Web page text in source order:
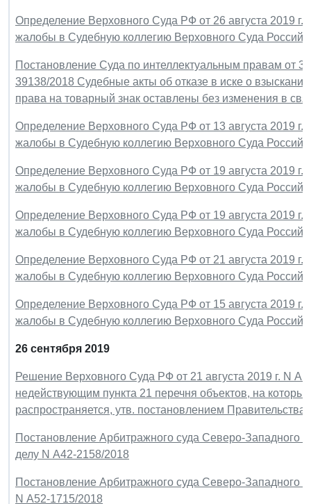
Определение Верховного Суда РФ от 26 августа 2019
жалобы в Судебную коллегию Верховного Суда
Постановление Суда по интеллектуальным правам от
39138/2018 Судебные акты об отказе в иске о
права на товарный знак оставлены без изменения в
Определение Верховного Суда РФ от 13 августа 2019
жалобы в Судебную коллегию Верховного Суда
Определение Верховного Суда РФ от 19 августа 2019
жалобы в Судебную коллегию Верховного Суда
Определение Верховного Суда РФ от 19 августа 2019
жалобы в Судебную коллегию Верховного Суда
Определение Верховного Суда РФ от 21 августа 2019
жалобы в Судебную коллегию Верховного Суда
Определение Верховного Суда РФ от 15 августа 2019
жалобы в Судебную коллегию Верховного Суда
26 сентября 2019
Решение Верховного Суда РФ от 21 августа 2019 г. N
недействующим пункта 21 перечня объектов, на
распространяется, утв. постановлением Правительства
Постановление Арбитражного суда Северо-Западного
делу N А42-2158/2018
Постановление Арбитражного суда Северо-Западного
N А52-1715/2018